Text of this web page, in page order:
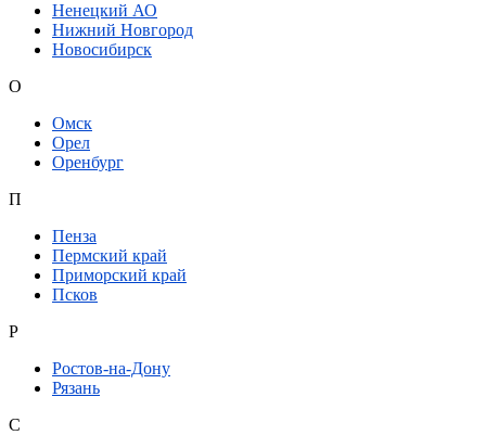
Ненецкий АО
Нижний Новгород
Новосибирск
О
Омск
Орел
Оренбург
П
Пенза
Пермский край
Приморский край
Псков
Р
Ростов-на-Дону
Рязань
С